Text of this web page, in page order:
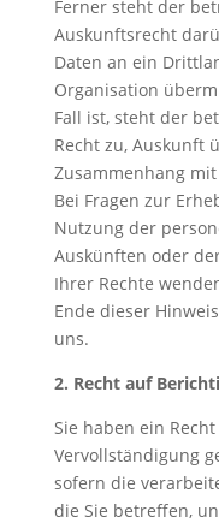
Ferner steht der
Auskunftsrecht
Daten an ein
Organisation
Fall ist, steht der
Recht zu, Auskunft
Zusammenhang
Bei Fragen zur
Nutzung der
Auskünften oder
Ihrer Rechte
Ende dieser
uns.
2. Recht auf
Sie haben ein
Vervollständigung
sofern die
die Sie betreffen,